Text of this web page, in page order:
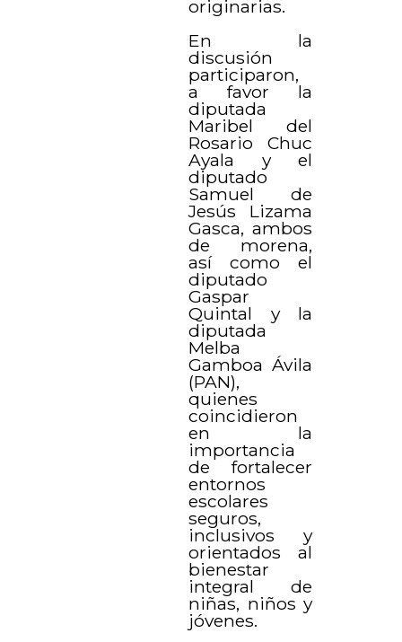
originarias.
En la
discusión
participaron,
a favor la
diputada
Maribel del
Rosario Chuc
Ayala y el
diputado
Samuel de
Jesús Lizama
Gasca, ambos
de morena,
así como el
diputado
Gaspar
Quintal y la
diputada
Melba
Gamboa Ávila
(PAN),
quienes
coincidieron
en la
importancia
de fortalecer
entornos
escolares
seguros,
inclusivos y
orientados al
bienestar
integral de
niñas, niños y
jóvenes.